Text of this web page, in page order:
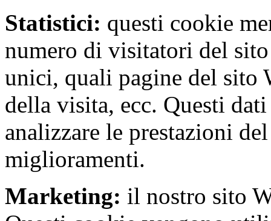
Statistici: questi cookie
numero di visitatori del
unici, quali pagine del sito
della visita, ecc. Questi
analizzare le prestazioni
miglioramenti.
Marketing: il nostro sito